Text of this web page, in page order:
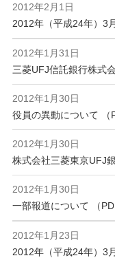
2012年2月1日
2012年（平成24年）3
2012年1月31日
三菱UFJ信託銀行株式
2012年1月30日
役員の異動について （
2012年1月30日
株式会社三菱東京UFJ
2012年1月30日
一部報道について （
2012年1月23日
2012年（平成24年）3